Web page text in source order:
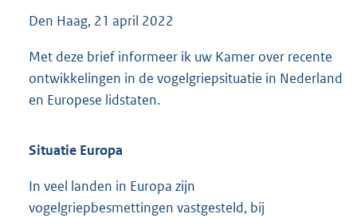
Den Haag, 21 april 2022
Met deze brief informeer ik uw Kamer over recente
ontwikkelingen in de vogelgriepsituatie in Nederland
en Europese lidstaten.
Situatie Europa
In veel landen in Europa zijn
vogelgriepbesmettingen vastgesteld, bij